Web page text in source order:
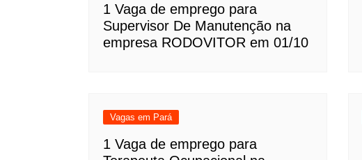
1 Vaga de emprego para
Supervisor De Manutenção na
empresa RODOVITOR em 01/10
Vagas em Pará
1 Vaga de emprego para